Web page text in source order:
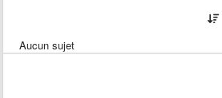
Aucun sujet